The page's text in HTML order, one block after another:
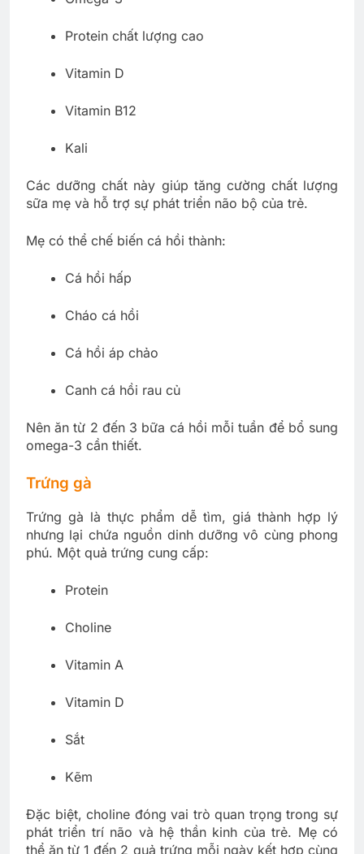
Protein chất lượng cao
Vitamin D
Vitamin B12
Kali
Các dưỡng chất này giúp tăng cường chất lượng
sữa mẹ và hỗ trợ sự phát triển não bộ của trẻ.
Mẹ có thể chế biến cá hồi thành:
Cá hồi hấp
Cháo cá hồi
Cá hồi áp chảo
Canh cá hồi rau củ
Nên ăn từ 2 đến 3 bữa cá hồi mỗi tuần để bổ sung
omega-3 cần thiết.
Trứng gà
Trứng gà là thực phẩm dễ tìm, giá thành hợp lý
nhưng lại chứa nguồn dinh dưỡng vô cùng phong
phú. Một quả trứng cung cấp:
Protein
Choline
Vitamin A
Vitamin D
Sắt
Kẽm
Đặc biệt, choline đóng vai trò quan trọng trong sự
phát triển trí não và hệ thần kinh của trẻ. Mẹ có
thể ăn từ 1 đến 2 quả trứng mỗi ngày kết hợp cùng